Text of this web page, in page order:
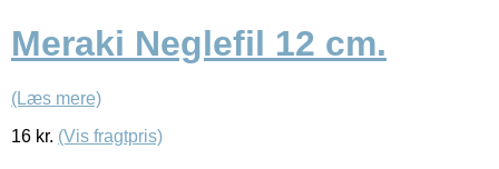
Meraki Neglefil 12 cm.
(Læs mere)
16 kr. (Vis fragtpris)